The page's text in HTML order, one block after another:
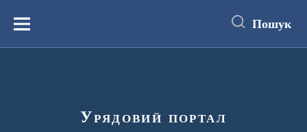
вмістуМеню Пошук
Урядовий портал